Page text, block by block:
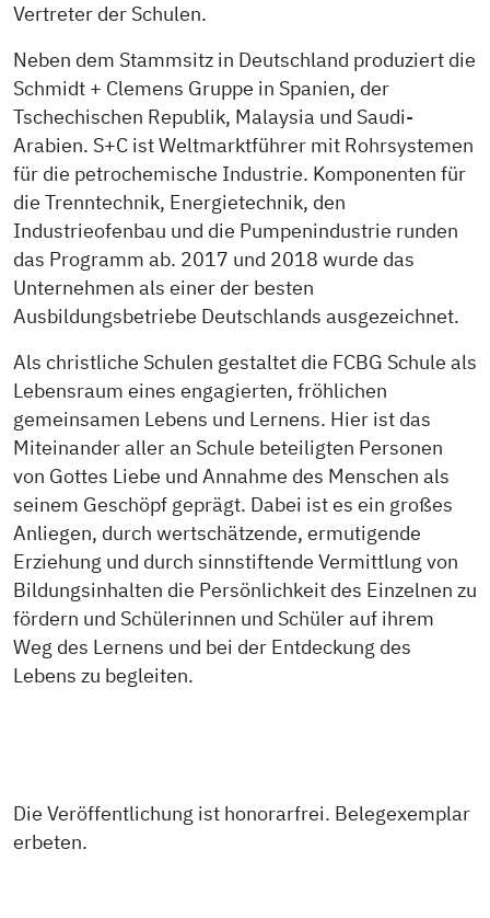
Vertreter der Schulen.
Neben dem Stammsitz in Deutschland produziert die
Schmidt + Clemens Gruppe in Spanien, der
Tschechischen Republik, Malaysia und Saudi-
Arabien. S+C ist Weltmarktführer mit Rohrsystemen
für die petrochemische Industrie. Komponenten für
die Trenntechnik, Energietechnik, den
Industrieofenbau und die Pumpenindustrie runden
das Programm ab. 2017 und 2018 wurde das
Unternehmen als einer der besten
Ausbildungsbetriebe Deutschlands ausgezeichnet.
Als christliche Schulen gestaltet die FCBG Schule als
Lebensraum eines engagierten, fröhlichen
gemeinsamen Lebens und Lernens. Hier ist das
Miteinander aller an Schule beteiligten Personen
von Gottes Liebe und Annahme des Menschen als
seinem Geschöpf geprägt. Dabei ist es ein großes
Anliegen, durch wertschätzende, ermutigende
Erziehung und durch sinnstiftende Vermittlung von
Bildungsinhalten die Persönlichkeit des Einzelnen zu
fördern und Schülerinnen und Schüler auf ihrem
Weg des Lernens und bei der Entdeckung des
Lebens zu begleiten.
Die Veröffentlichung ist honorarfrei. Belegexemplar
erbeten.